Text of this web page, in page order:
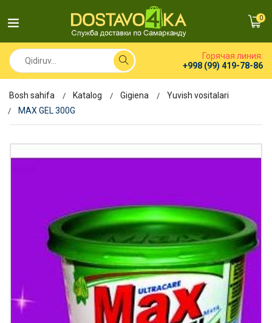
0
Горячая линия:
+998 (99) 419-78-86
Bosh sahifa Katalog Gigiena
Yuvish vositalari
MAX GEL 300G